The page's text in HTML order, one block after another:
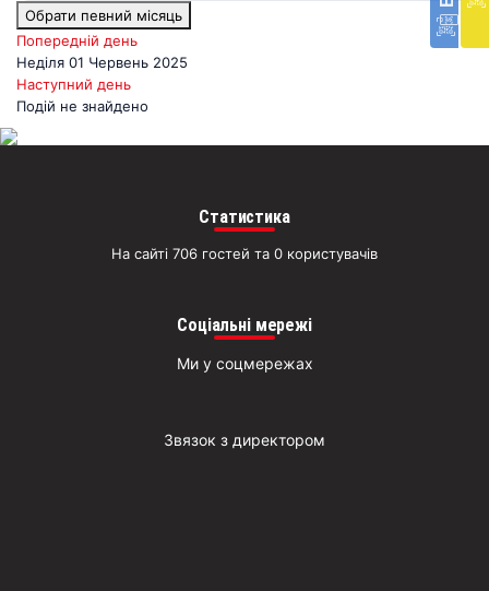
Обрати певний місяць
Попередній день
Неділя 01 Червень 2025
Наступний день
Подій не знайдено
Статистика
На сайті 706 гостей та 0 користувачів
Соціальні мережі
Ми у соцмережах
Звязок з директором